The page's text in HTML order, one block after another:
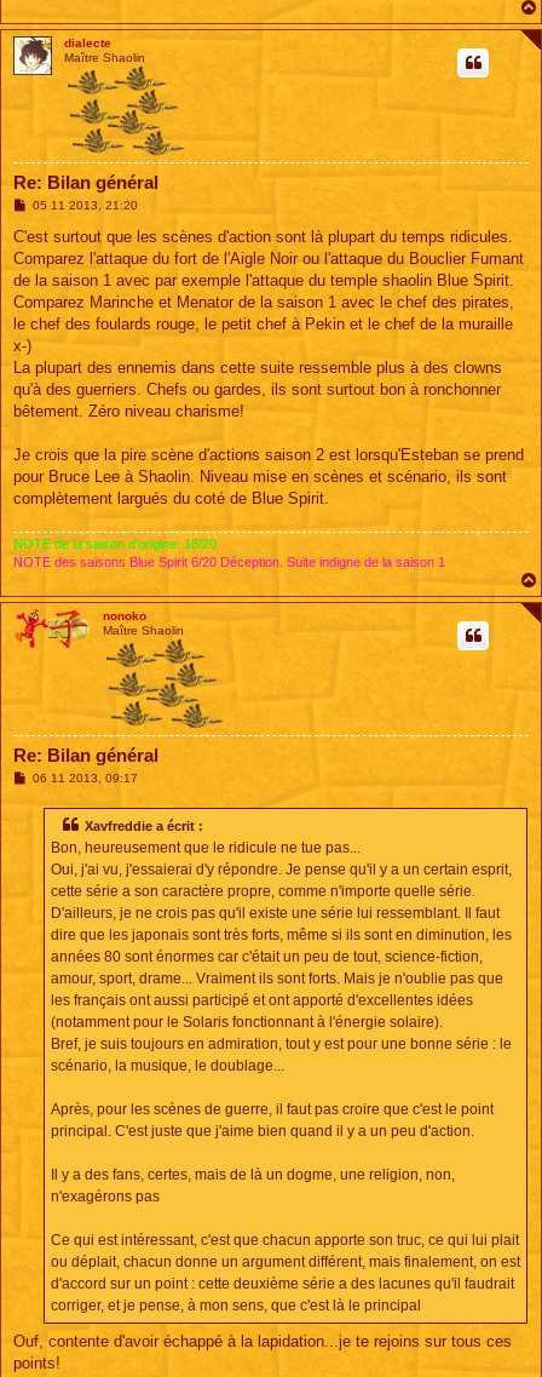
dialecte
Maître Shaolin
Re: Bilan général
M
s
a
g
05 11 2013, 21:20
C'est surtout que les scènes d'action sont là plupart du temps ridicules.
Comparez l'attaque du fort de l'Aigle Noir ou l'attaque du Bouclier Fumant
de la saison 1 avec par exemple l'attaque du temple shaolin Blue Spirit.
Comparez Marinche et Menator de la saison 1 avec le chef des pirates,
le chef des foulards rouge, le petit chef à Pekin et le chef de la muraille
x-)
La plupart des ennemis dans cette suite ressemble plus à des clowns
qu'à des guerriers. Chefs ou gardes, ils sont surtout bon à ronchonner
bêtement. Zéro niveau charisme!
Je crois que la pire scène d'actions saison 2 est lorsqu'Esteban se prend
pour Bruce Lee à Shaolin. Niveau mise en scènes et scénario, ils sont
complètement largués du coté de Blue Spirit.
NOTE de la saison d'origine: 18/20
NOTE des saisons Blue Spirit 6/20 Déception. Suite indigne de la saison 1
nonoko
Maître Shaolin
Re: Bilan général
M06 11 2013, 09:17
Xavfreddie a écrit :
Bon, heureusement que le ridicule ne tue pas...
Oui, j'ai vu, j'essaierai d'y répondre. Je pense qu'il y a un certain esprit,
cette série a son caractère propre, comme n'importe quelle série.
D'ailleurs, je ne crois pas qu'il existe une série lui ressemblant. Il faut
dire que les japonais sont très forts, même si ils sont en diminution, les
années 80 sont énormes car c'était un peu de tout, science-fiction,
amour, sport, drame... Vraiment ils sont forts. Mais je n'oublie pas que
les français ont aussi participé et ont apporté d'excellentes idées
(notamment pour le Solaris fonctionnant à l'énergie solaire).
Bref, je suis toujours en admiration, tout y est pour une bonne série : le
scénario, la musique, le doublage...
Après, pour les scènes de guerre, il faut pas croire que c'est le point
principal. C'est juste que j'aime bien quand il y a un peu d'action.
Il y a des fans, certes, mais de là un dogme, une religion, non,
n'exagérons pas
Ce qui est intéressant, c'est que chacun apporte son truc, ce qui lui plait
ou déplait, chacun donne un argument différent, mais finalement, on est
d'accord sur un point : cette deuxième série a des lacunes qu'il faudrait
corriger, et je pense, à mon sens, que c'est là le principal
Ouf, contente d'avoir échappé à la lapidation...je te rejoins sur tous ces
points!